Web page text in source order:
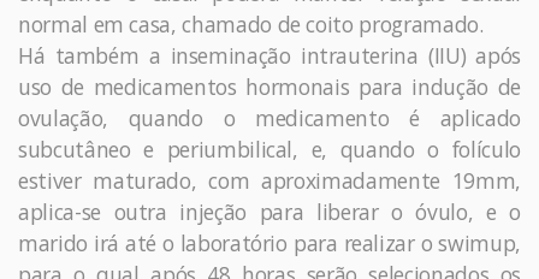
normal em casa, chamado de coito programado.
Há também a inseminação intrauterina (IIU) após
uso de medicamentos hormonais para indução de
ovulação, quando o medicamento é aplicado
subcutâneo e periumbilical, e, quando o folículo
estiver maturado, com aproximadamente 19mm,
aplica-se outra injeção para liberar o óvulo, e o
marido irá até o laboratório para realizar o swimup,